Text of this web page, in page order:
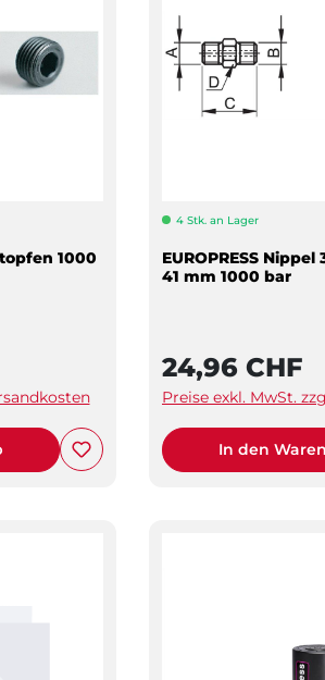
1000
4 Stk. an Lager
EUROPRESS
41 mm 1000 bar
24,96 CHF
Preise exkl. MwSt.
In den